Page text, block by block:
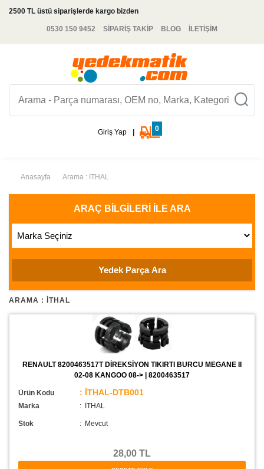
2500 TL üstü siparişlerde kargo bizden
0530 150 9452 SİPARİŞ TAKİP BLOG İLETİŞİM
Giriş Yap 0
Anasayfa Arama : İTHAL
ARAÇ BILGILERI İLE ARA
ARAMA : İTHAL
RENAULT 8200463517T DİREKSİYON TIKIRTI BURCU MEGANE II
02-08 KANGOO 08-> | 8200463517
Ürün Kodu : İTHAL-DTB001
Marka : İTHAL
Stok : Mevcut
28,00 TL